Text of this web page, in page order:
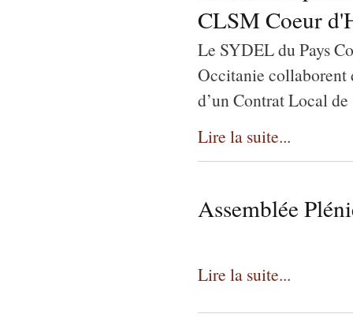
CLSM Coeur
Le SYDEL du Pays
Occitanie collaborent
d’un Contrat Local
Lire la suite...
Assemblée
Lire la suite...